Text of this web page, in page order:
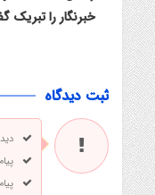
خبرنگار را تبریک
ثبت دیدگاه